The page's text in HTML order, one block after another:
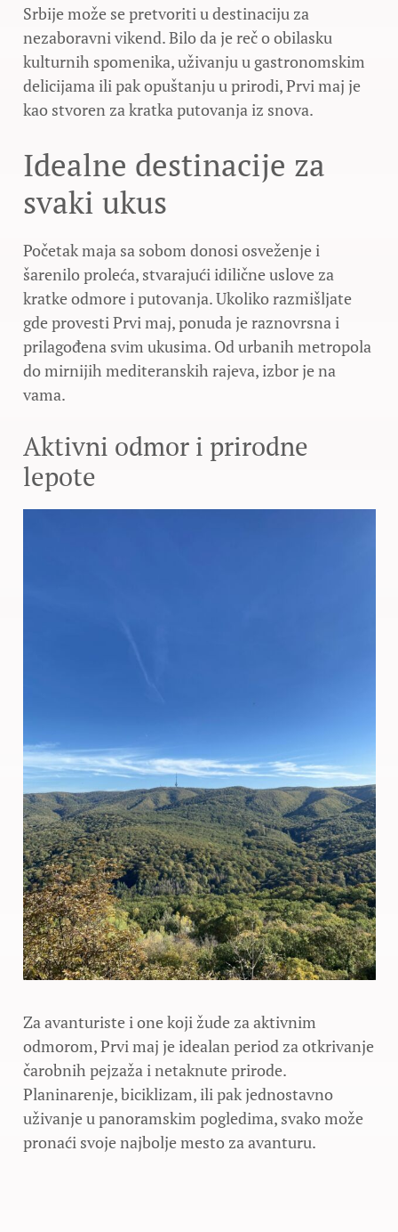
Srbije može se pretvoriti u destinaciju za
nezaboravni vikend. Bilo da je reč o obilasku
kulturnih spomenika, uživanju u gastronomskim
delicijama ili pak opuštanju u prirodi, Prvi maj je
kao stvoren za kratka putovanja iz snova.
Idealne destinacije za
svaki ukus
Početak maja sa sobom donosi osveženje i
šarenilo proleća, stvarajući idilične uslove za
kratke odmore i putovanja. Ukoliko razmišljate
gde provesti Prvi maj, ponuda je raznovrsna i
prilagođena svim ukusima. Od urbanih metropola
do mirnijih mediteranskih rajeva, izbor je na
vama.
Aktivni odmor i prirodne
lepote
Za avanturiste i one koji žude za aktivnim
odmorom, Prvi maj je idealan period za otkrivanje
čarobnih pejzaža i netaknute prirode.
Planinarenje, biciklizam, ili pak jednostavno
uživanje u panoramskim pogledima, svako može
pronaći svoje najbolje mesto za avanturu.